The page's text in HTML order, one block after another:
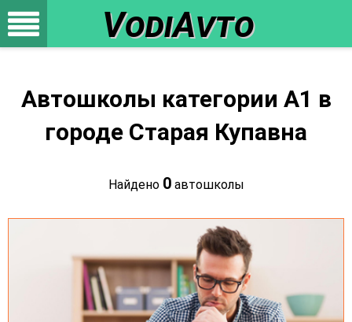
VodiAvto
Автошколы категории A1 в
городе Старая Купавна
Найдено 0автошколы